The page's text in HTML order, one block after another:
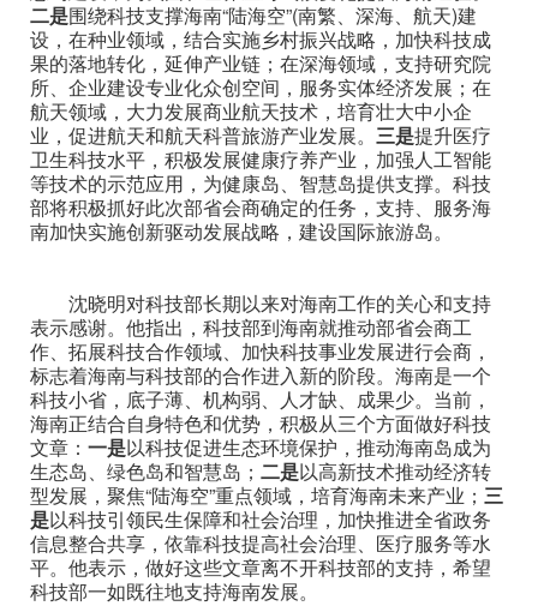
二是围绕科技支撑海南“陆海空”(南繁、深海、航天)建
设，在种业领域，结合实施乡村振兴战略，加快科技成
果的落地转化，延伸产业链；在深海领域，支持研究院
所、企业建设专业化众创空间，服务实体经济发展；在
航天领域，大力发展商业航天技术，培育壮大中小企
业，促进航天和航天科普旅游产业发展。 三是提升医疗
卫生科技水平，积极发展健康疗养产业，加强人工智能
等技术的示范应用，为健康岛、智慧岛提供支撑。科技
部将积极抓好此次部省会商确定的任务，支持、服务海
南加快实施创新驱动发展战略，建设国际旅游岛。
沈晓明对科技部长期以来对海南工作的关心和支持
表示感谢。他指出，科技部到海南就推动部省会商工
作、拓展科技合作领域、加快科技事业发展进行会商，
标志着海南与科技部的合作进入新的阶段。海南是一个
科技小省，底子薄、机构弱、人才缺、成果少。当前，
海南正结合自身特色和优势，积极从三个方面做好科技
文章： 一是以科技促进生态环境保护，推动海南岛成为
生态岛、绿色岛和智慧岛； 二是以高新技术推动经济转
型发展，聚焦“陆海空”重点领域，培育海南未来产业； 三
是以科技引领民生保障和社会治理，加快推进全省政务
信息整合共享，依靠科技提高社会治理、医疗服务等水
平。他表示，做好这些文章离不开科技部的支持，希望
科技部一如既往地支持海南发展。